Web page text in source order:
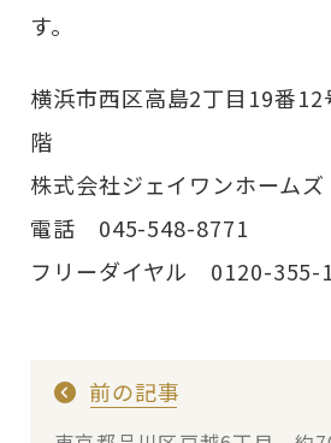
す。
横浜市西区高島2丁目19番
階
株式会社ジェイワンホームズ
電話 045-548-8771
フリーダイヤル 0120-355-
前の記事